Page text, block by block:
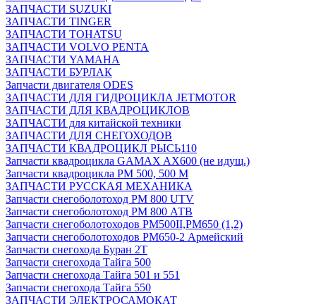
ЗАПЧАСТИ SUZUKI
ЗАПЧАСТИ TINGER
ЗАПЧАСТИ TOHATSU
ЗАПЧАСТИ VOLVO PENTA
ЗАПЧАСТИ YAMAHA
ЗАПЧАСТИ БУРЛАК
Запчасти двигателя ODES
ЗАПЧАСТИ ДЛЯ ГИДРОЦИКЛА JETMOTOR
ЗАПЧАСТИ ДЛЯ КВАДРОЦИКЛОВ
ЗАПЧАСТИ для китайской техники
ЗАПЧАСТИ ДЛЯ СНЕГОХОДОВ
ЗАПЧАСТИ КВАДРОЦИКЛ РЫСЬ110
Запчасти квадроцикла GAMAX AX600 (не идущ.)
Запчасти квадроцикла РМ 500, 500 М
ЗАПЧАСТИ РУССКАЯ МЕХАНИКА
Запчасти снегоболотоход РМ 800 UTV
Запчасти снегоболотоход РМ 800 АТВ
Запчасти снегоболотоходов РМ500II,РМ650 (1,2)
Запчасти снегоболотоходов РМ650-2 Армейский
Запчасти снегохода Буран 2Т
Запчасти снегохода Тайга 500
Запчасти снегохода Тайга 501 и 551
Запчасти снегохода Тайга 550
ЗАПЧАСТИ ЭЛЕКТРОСАМОКАТ